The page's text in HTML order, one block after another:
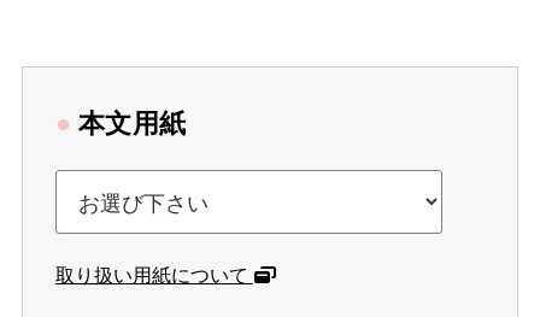
● 本文用紙
取り扱い用紙について